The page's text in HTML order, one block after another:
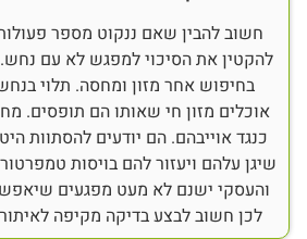
חשוב להבין שאם ננקוט מספר
להקטין את הסיכוי למפגש לא עם
בחיפוש אחר מזון ומחסה. תלוי
אוכלים מזון חי שאותו הם תופסים.
כנגד אוייבהם. הם יודעים להסתוות
שיגן עלהם ויעזור להם בויסות
והעסקי ישנם לא מעט מפגעים
לכן חשוב לבצע בדיקה מקיפה